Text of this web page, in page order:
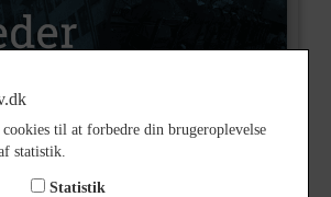
B948
Billeder
til at forbedre din brugeroplevelse
statistik.
Statistik